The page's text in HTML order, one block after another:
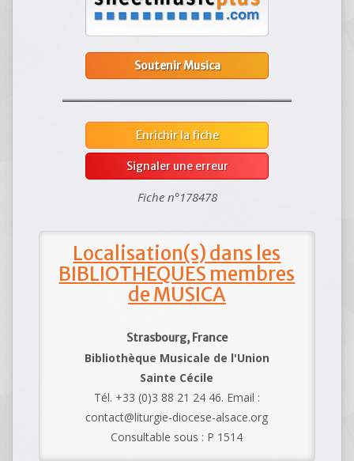
Soutenir Musica
Enrichir la fiche
Signaler une erreur
Fiche n°178478
Localisation(s) dans les
BIBLIOTHEQUES membres
de MUSICA
Strasbourg, France
Bibliothèque Musicale de l'Union
Sainte Cécile
Tél. +33 (0)3 88 21 24 46. Email :
contact@liturgie-diocese-alsace.org
Consultable sous : P 1514